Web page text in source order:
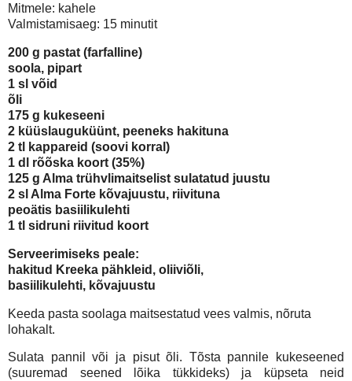
Mitmele: kahele
Valmistamisaeg: 15 minutit
200 g pastat (farfalline)
soola, pipart
1 sl võid
õli
175 g kukeseeni
2 küüslauguküünt, peeneks hakituna
2 tl kappareid (soovi korral)
1 dl rõõska koort (35%)
125 g Alma trühvlimaitselist sulatatud juustu
2 sl Alma Forte kõvajuustu, riivituna
peoätis basiilikulehti
1 tl sidruni riivitud koort
Serveerimiseks peale:
hakitud Kreeka pähkleid, oliiviõli,
basiilikulehti, kõvajuustu
Keeda pasta soolaga maitsestatud vees valmis, nõruta
lohakalt.
Sulata pannil või ja pisut õli. Tõsta pannile kukeseened
(suuremad seened lõika tükkideks) ja küpseta neid